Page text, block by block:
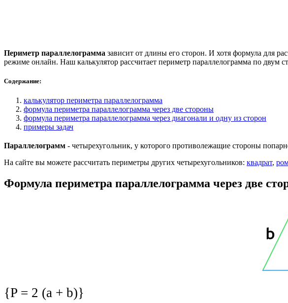
Периметр параллелограмма зависит от длины его сторон. И хотя формула для
режиме онлайн. Наш калькулятор рассчитает периметр параллелограмма по двум
Содержание:
калькулятор периметра параллелограмма
формула периметра параллелограмма через две стороны
формула периметра параллелограмма через диагонали и одну из сторон
примеры задач
Параллелограмм - четырехугольник, у которого противолежащие стороны
На сайте вы можете рассчитать периметры других четырехугольников: квадрат,
Формула периметра параллелограмма через две
{P = 2 (a + b)}